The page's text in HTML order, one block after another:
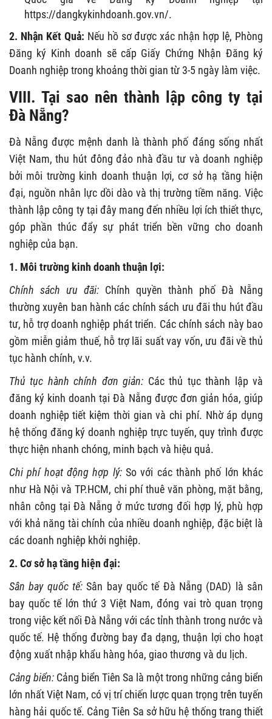
https://dangkykinhdoanh.gov.vn/.
2. Nhận Kết Quả: Nếu hồ sơ được xác nhận hợp lệ, Phòng
Đăng ký Kinh doanh sẽ cấp Giấy Chứng Nhận Đăng ký
Doanh nghiệp trong khoảng thời gian từ 3-5 ngày làm việc.
VIII. Tại sao nên thành lập công ty tại
Đà Nẵng?
Đà Nẵng được mệnh danh là thành phố đáng sống nhất
Việt Nam, thu hút đông đảo nhà đầu tư và doanh nghiệp
bởi môi trường kinh doanh thuận lợi, cơ sở hạ tầng hiện
đại, nguồn nhân lực dồi dào và thị trường tiềm năng. Việc
thành lập công ty tại đây mang đến nhiều lợi ích thiết thực,
góp phần thúc đẩy sự phát triển bền vững cho doanh
nghiệp của bạn.
1. Môi trường kinh doanh thuận lợi:
Chính sách ưu đãi: Chính quyền thành phố Đà Nẵng
thường xuyên ban hành các chính sách ưu đãi thu hút đầu
tư, hỗ trợ doanh nghiệp phát triển. Các chính sách này bao
gồm miễn giảm thuế, hỗ trợ lãi suất vay vốn, ưu đãi về thủ
tục hành chính, v.v.
Thủ tục hành chính đơn giản: Các thủ tục thành lập và
đăng ký kinh doanh tại Đà Nẵng được đơn giản hóa, giúp
doanh nghiệp tiết kiệm thời gian và chi phí. Nhờ áp dụng
hệ thống đăng ký doanh nghiệp trực tuyến, quy trình được
thực hiện nhanh chóng, minh bạch và hiệu quả.
Chi phí hoạt động hợp lý:So với các thành phố lớn khác
như Hà Nội và TP.HCM, chi phí thuê văn phòng, mặt bằng,
nhân công tại Đà Nẵng ở mức tương đối hợp lý, phù hợp
với khả năng tài chính của nhiều doanh nghiệp, đặc biệt là
các doanh nghiệp khởi nghiệp.
2. Cơ sở hạ tầng hiện đại:
Sân bay quốc tế: Sân bay quốc tế Đà Nẵng (DAD) là sân
bay quốc tế lớn thứ 3 Việt Nam, đóng vai trò quan trọng
trong việc kết nối Đà Nẵng với các tỉnh thành trong nước và
quốc tế. Hệ thống đường bay đa dạng, thuận lợi cho hoạt
động xuất nhập khẩu hàng hóa, giao thương và du lịch.
Cảng biển: Cảng biển Tiên Sa là một trong những cảng biển
lớn nhất Việt Nam, có vị trí chiến lược quan trọng trên tuyến
hàng hải quốc tế. Cảng Tiên Sa sở hữu hệ thống trang thiết